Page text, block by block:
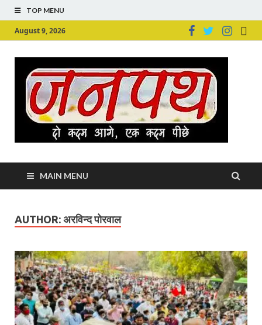
TOP MENU
August 9, 2026
MAIN MENU
AUTHOR: अरविन्द पोरवाल